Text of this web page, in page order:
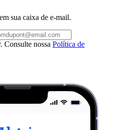
sua caixa de e-mail.
Consulte nossa Política de